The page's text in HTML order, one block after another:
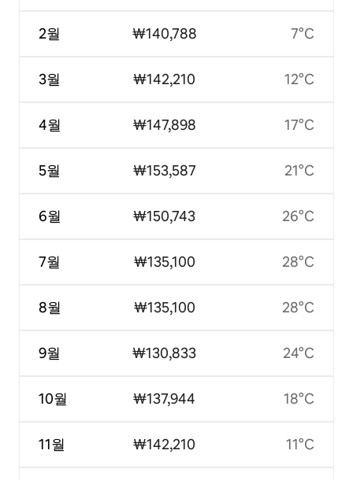
2월
3월
4월
5월
6월
7월
8월
9월
10월
11월
₩140,788
₩142,210
₩147,898
₩153,587
₩150,743
₩135,100
₩135,100
₩130,833
₩137,944
₩142,210
7°C
12°C
17°C
21°C
26°C
28°C
28°C
24°C
18°C
11°C